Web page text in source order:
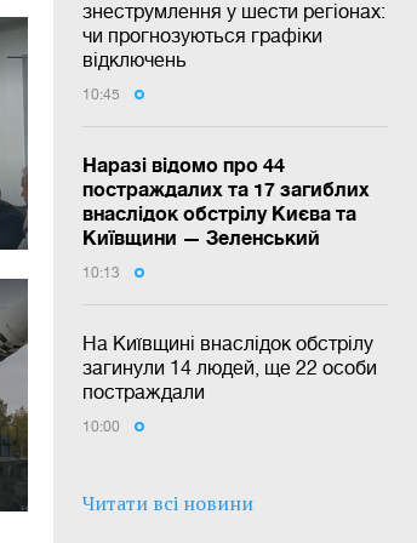
знеструмлення у шести регіонах:
чи прогнозуються графіки
відключень
10:45
Наразі відомо про 44
постраждалих та 17 загиблих
внаслідок обстрілу Києва та
Київщини — Зеленський
10:13
На Київщині внаслідок обстрілу
загинули 14 людей, ще 22 особи
постраждали
10:00
Читати всі новини